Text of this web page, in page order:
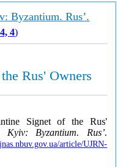
Byzantium. Rus’.
4)
Rus' Owners
Signet of the Rus'
Byzantium. Rus’.
article/UJRN-